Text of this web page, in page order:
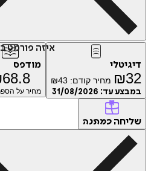
איזה פורמט בא לך?
₪ מחיר קודם: ₪43
עד:31/08/2026
מודפס
₪68.8
מחיר על הספר: ₪86
כמתנה